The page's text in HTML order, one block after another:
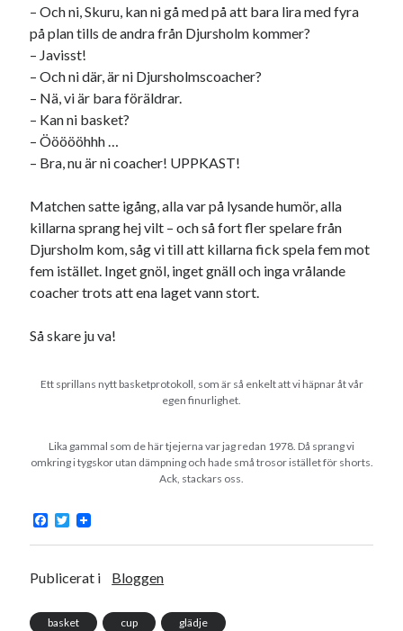
Logga in
Flöde för inlägg
Flöde för kommentarer
WordPress.org
Swish: 070-8885542
– Och ni, Skuru, kan ni gå med på att bara lira med fyra
på plan tills de andra från Djursholm kommer?
– Javisst!
– Och ni där, är ni Djursholmscoacher?
– Nä, vi är bara föräldrar.
– Kan ni basket?
– Öööööhhh …
– Bra, nu är ni coacher! UPPKAST!
Matchen satte igång, alla var på lysande humör, alla
killarna sprang hej vilt – och så fort fler spelare från
Djursholm kom, såg vi till att killarna fick spela fem mot
fem istället. Inget gnöl, inget gnäll och inga vrålande
coacher trots att ena laget vann stort.
Så skare ju va!
Ett sprillans nytt basketprotokoll, som är så enkelt att vi häpnar åt vår
egen finurlighet.
Lika gammal som de här tjejerna var jag redan 1978. Då sprang vi
omkring i tygskor utan dämpning och hade små trosor istället för shorts.
Ack, stackars oss.
F
c
b
k
T
i
t
Publicerat i Bloggen
basket cup glädje